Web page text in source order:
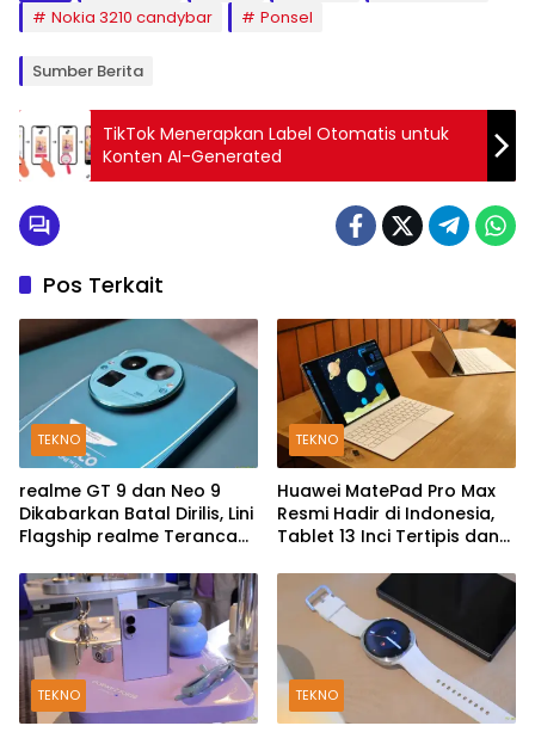
Nokia 3210 candybar
Ponsel
Sumber Berita
TikTok Menerapkan Label Otomatis untuk
Konten AI-Generated
Pos Terkait
TEKNO
realme GT 9 dan Neo 9
Dikabarkan Batal Dirilis, Lini
Flagship realme Terancam
TEKNO
Huawei MatePad Pro Max
Resmi Hadir di Indonesia,
Tablet 13 Inci Tertipis dan
TEKNO TEKNO